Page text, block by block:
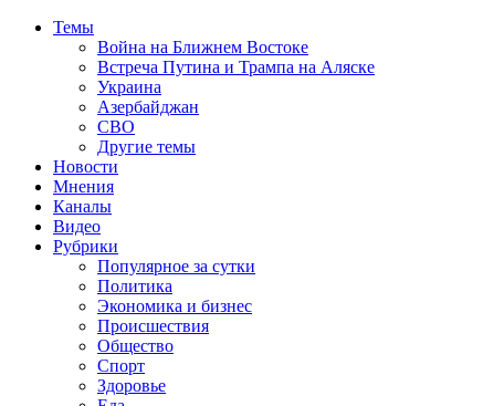
Темы
Война на Ближнем Востоке
Встреча Путина и Трампа на Аляске
Украина
Азербайджан
СВО
Другие темы
Новости
Мнения
Каналы
Видео
Рубрики
Популярное за сутки
Политика
Экономика и бизнес
Происшествия
Общество
Спорт
Здоровье